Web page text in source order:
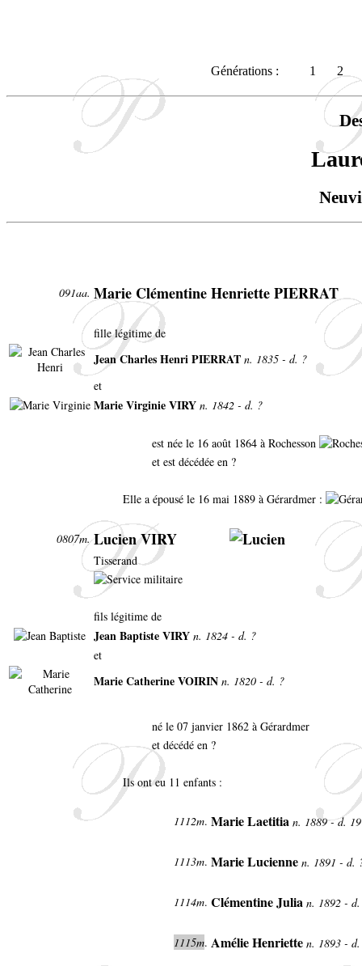
Générations : 1 2
091aa. Marie Clémentine Henriette PIERRAT
fille légitime de
Jean Charles Henri PIERRAT n. 1835 - d. ?
et
Marie Virginie VIRY n. 1842 - d. ?
est née le 16 août 1864 à Rochesson
et est décédée en ?
Elle a épousé le 16 mai 1889 à Gérardmer :
0807m. Lucien VIRY
Tisserand
fils légitime de
Jean Baptiste VIRY n. 1824 - d. ?
et
Marie Catherine VOIRIN n. 1820 - d. ?
né le 07 janvier 1862 à Gérardmer
et décédé en ?
Ils ont eu 11 enfants :
1112m. Marie Laetitia n. 1889 - d.
1113m. Marie Lucienne n. 1891 - d.
1114m. Clémentine Julia n. 1892 -
1115m. Amélie Henriette n. 1893 -